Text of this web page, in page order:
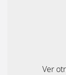
Ver